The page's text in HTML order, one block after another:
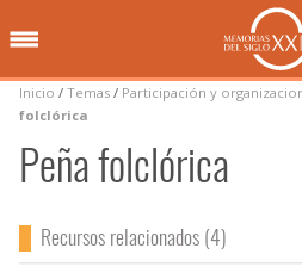
Inicio / Temas / Participación y
folclórica
Peña folclórica
Recursos relacionados (4)